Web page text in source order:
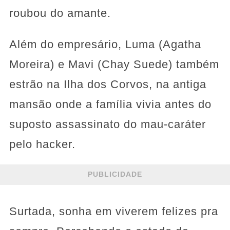
roubou do amante.
Além do empresário, Luma (Agatha
Moreira) e Mavi (Chay Suede) também
estrão na Ilha dos Corvos, na antiga
mansão onde a família vivia antes do
suposto assassinato do mau-caráter
pelo hacker.
PUBLICIDADE
Surtada, sonha em viverem felizes pra